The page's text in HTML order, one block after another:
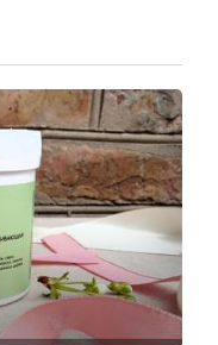
выше, а
и
маска
я уже
Pro❤️Снова
с самой